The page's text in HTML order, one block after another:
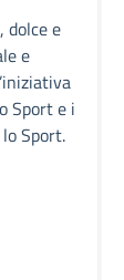
dolce e
e
Sport e i
Sport.